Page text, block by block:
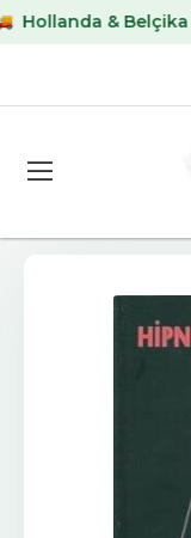
& Belçika